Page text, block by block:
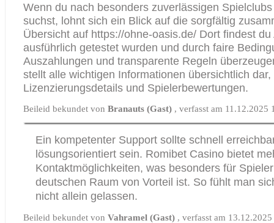
Wenn du nach besonders zuverlässigen
suchst, lohnt sich ein Blick auf die sorgfältig
Übersicht auf https://ohne-oasis.de/ Dort findest
ausführlich getestet wurden und durch faire
Auszahlungen und transparente Regeln
stellt alle wichtigen Informationen übersichtlich
Lizenzierungsdetails und Spielerbewertungen.
Beileid bekundet vonBranauts (Gast) , verfasst am 11.12.2025
Ein kompetenter Support sollte schnell
lösungsorientiert sein. Romibet Casino bietet
Kontaktmöglichkeiten, was besonders für
deutschen Raum von Vorteil ist. So fühlt man
nicht allein gelassen.
Beileid bekundet vonVahramel (Gast) , verfasst am